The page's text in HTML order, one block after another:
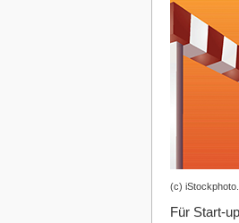
(c)
Für Start-